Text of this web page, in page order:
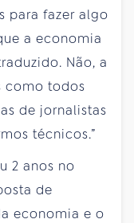
para fazer algo
a economia
Não, a
como todos
de jornalistas
técnicos.”
2 anos no
de
economia e o